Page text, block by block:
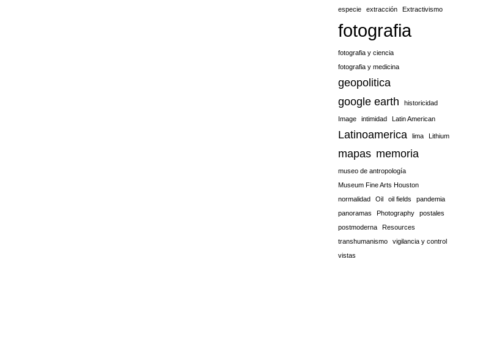
especie
extracción Extractivismo
fotografia
fotografia y ciencia
fotografia y medicina
geopolitica
google earth
historicidad
Image intimidad Latin American
Latinoamerica lima Lithium
mapas memoria
museo de antropología
Museum Fine Arts Houston
normalidad
Oil oil fields
pandemia
panoramas
Photography
postales
postmoderna
Resources
transhumanismo
vigilancia y control
vistas